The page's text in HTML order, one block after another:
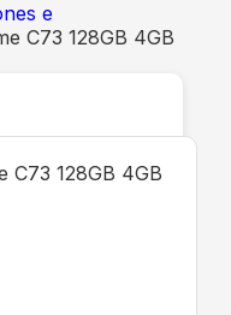
e
C73 128GB 4GB